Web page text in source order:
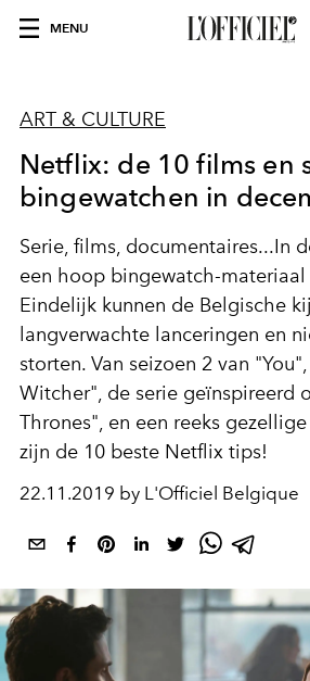
MENU
ART & CULTURE
Netflix: de 10 films en
bingewatchen in
Serie, films, documentaires...In
een hoop bingewatch-
Eindelijk kunnen de Belgische
langverwachte lanceringen en
storten. Van seizoen 2 van
Witcher", de serie geïnspireerd
Thrones", en een reeks
zijn de 10 beste Netflix tips!
22.11.2019 by L'Officiel Belgique